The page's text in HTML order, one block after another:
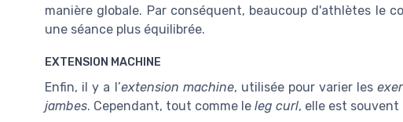
manière globale. Par conséquent, beaucoup d'athlètes le
une séance plus équilibrée.
EXTENSION MACHINE
Enfin, il y a l’extension machine, utilisée pour varier les
jambes. Cependant, tout comme le leg curl, elle est